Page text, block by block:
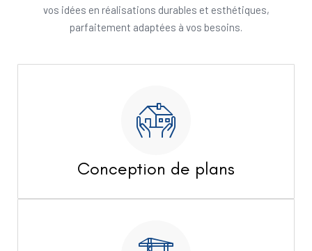
vos idées en réalisations durables et esthétiques,
parfaitement adaptées à vos besoins.
Conception de plans